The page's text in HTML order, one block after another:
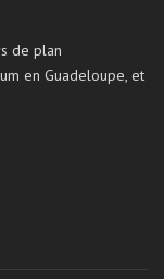
de plan
en Guadeloupe, et